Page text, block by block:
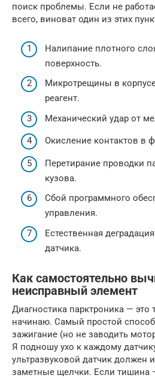
поиск проблемы. Если не
всего, виноват один из этих
Налипание плотного
поверхность.
Микротрещины в
реагент.
Механический удар от
Окисление контактов в
Перетирание проводки
кузова.
Сбой программного
управления.
Естественная
датчика.
Как самостоятельно
неисправный элемент
Диагностика парктроника — это
начинаю. Самый простой
зажигание (но не заводить
Я подношу ухо к каждому
ультразвуковой датчик должен
заметные щелчки. Если тишина